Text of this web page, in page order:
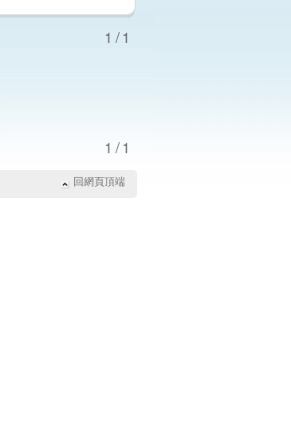
1/1
1/1
回網頁頂端